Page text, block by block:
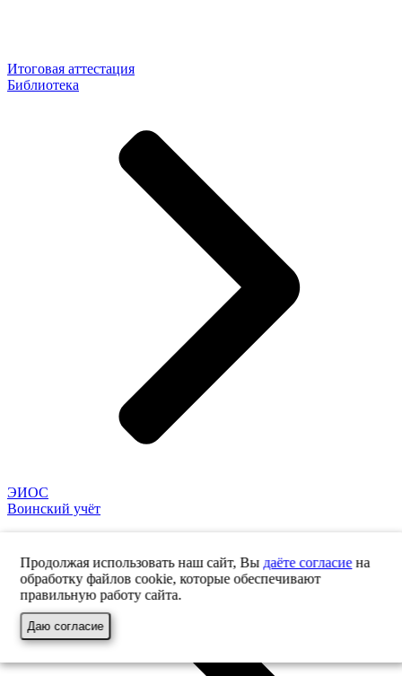
Итоговая аттестация
Библиотека
ЭИОС
Воинский учёт
Продолжая использовать наш сайт, Вы даёте согласиена
обработку файлов cookie, которые обеспечивают
правильную работу сайта.
Даю согласие